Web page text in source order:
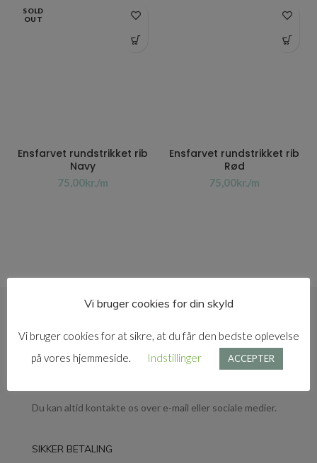
SOLD
OUT
Ensfarvet rundstrikket rib
Navy
kr.
Ensfarvet rundstrikket rib
Rød
kr.
Ved køb over 599,- giver vi gratis fragt.
Du kan altid kontakte os over e-mail eller sociale medier.
SIKKER BETALING
Vi bruger cookies for din skyld
Vi bruger cookies for at sikre, at du får den bedste oplevelse
på vores hjemmeside.
Indstillinger ACCEPTER